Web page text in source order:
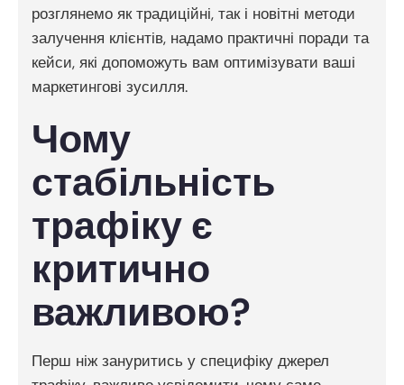
розглянемо як традиційні, так і новітні методи
залучення клієнтів, надамо практичні поради та
кейси, які допоможуть вам оптимізувати ваші
маркетингові зусилля.
Чому
стабільність
трафіку є
критично
важливою?
Перш ніж зануритись у специфіку джерел